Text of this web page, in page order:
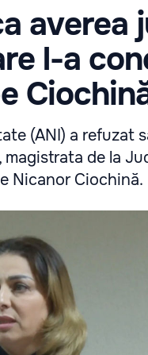
averea
l-a
(ANI) a refuzat
de la
Nicanor Ciochină.